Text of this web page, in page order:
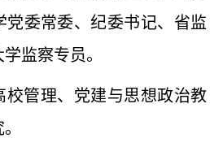
党委常委、纪委书记、省监
监察专员。
校管理、党建与思想政治教